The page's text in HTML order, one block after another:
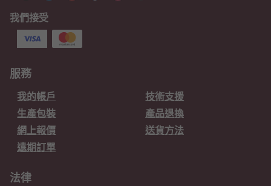
我們接受
服務
我的帳戶
技術支援
生產包裝
產品退換
網上報價
送貨方法
遠期訂單
法律